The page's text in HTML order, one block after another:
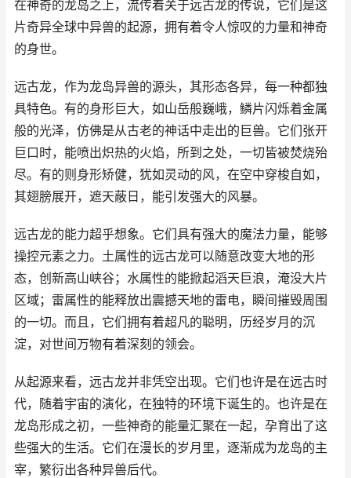
在神奇的龙岛之上，流传着关于远古龙的传说，它们是这
片奇异全球中异兽的起源，拥有着令人惊叹的力量和神奇
的身世。
远古龙，作为龙岛异兽的源头，其形态各异，每一种都独
具特色。有的身形巨大，如山岳般巍峨，鳞片闪烁着金属
般的光泽，仿佛是从古老的神话中走出的巨兽。它们张开
巨口时，能喷出炽热的火焰，所到之处，一切皆被焚烧殆
尽。有的则身形矫健，犹如灵动的风，在空中穿梭自如，
其翅膀展开，遮天蔽日，能引发强大的风暴。
远古龙的能力超乎想象。它们具有强大的魔法力量，能够
操控元素之力。土属性的远古龙可以随意改变大地的形
态，创新高山峡谷；水属性的能掀起滔天巨浪，淹没大片
区域；雷属性的能释放出震撼天地的雷电，瞬间摧毁周围
的一切。而且，它们拥有着超凡的聪明，历经岁月的沉
淀，对世间万物有着深刻的领会。
从起源来看，远古龙并非凭空出现。它们也许是在远古时
代，随着宇宙的演化，在独特的环境下诞生的。也许是在
龙岛形成之初，一些神奇的能量汇聚在一起，孕育出了这
些强大的生活。它们在漫长的岁月里，逐渐成为龙岛的主
宰，繁衍出各种异兽后代。